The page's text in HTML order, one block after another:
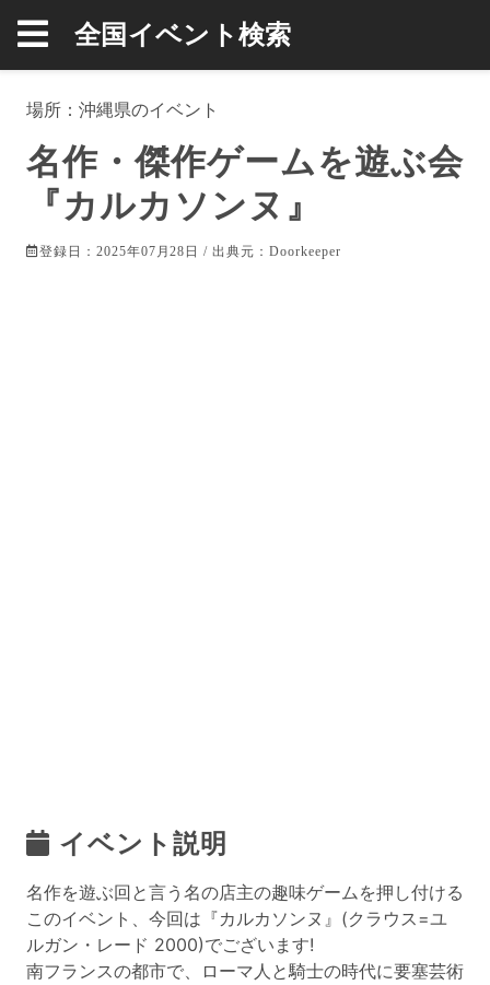
全国イベント検索
場所： 沖縄県のイベント
名作・傑作ゲームを遊ぶ会
『カルカソンヌ』
登録日：2025年07月28日 / 出典元：Doorkeeper
イベント説明
名作を遊ぶ回と言う名の店主の趣味ゲームを押し付ける
このイベント、今回は『カルカソンヌ』(クラウス=ユ
ルガン・レード 2000)でございます!
南フランスの都市で、ローマ人と騎士の時代に要塞芸術